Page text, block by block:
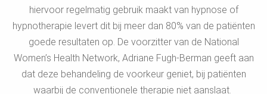
hiervoor regelmatig gebruik maakt van hypnose of
hypnotherapie levert dit bij meer dan 80% van de patiënten
goede resultaten op. De voorzitter van de National
Women’s Health Network, Adriane Fugh-Berman geeft aan
dat deze behandeling de voorkeur geniet, bij patiënten
waarbij de conventionele therapie niet aanslaat.